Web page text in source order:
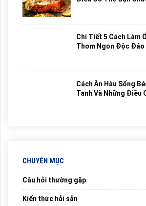
Chi Tiết 5 Cách Làm
Thơm Ngon Độc Đáo
Cách Ăn Hàu Sống
Tanh Và Những Điều
CHUYÊN MỤC
Câu hỏi thường gặp
Kiến thức hải sản